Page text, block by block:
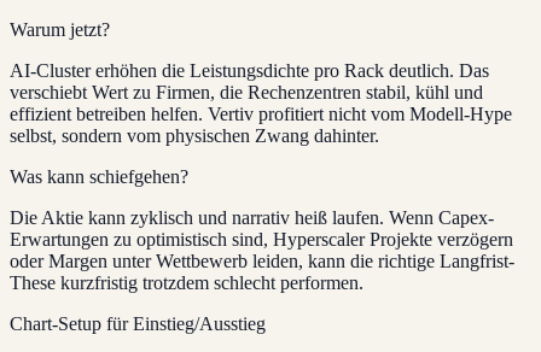
Warum jetzt?
AI-Cluster erhöhen die Leistungsdichte pro Rack deutlich. Das
verschiebt Wert zu Firmen, die Rechenzentren stabil, kühl und
effizient betreiben helfen. Vertiv profitiert nicht vom Modell-Hype
selbst, sondern vom physischen Zwang dahinter.
Was kann schiefgehen?
Die Aktie kann zyklisch und narrativ heiß laufen. Wenn Capex-
Erwartungen zu optimistisch sind, Hyperscaler Projekte verzögern
oder Margen unter Wettbewerb leiden, kann die richtige Langfrist-
These kurzfristig trotzdem schlecht performen.
Chart-Setup für Einstieg/Ausstieg